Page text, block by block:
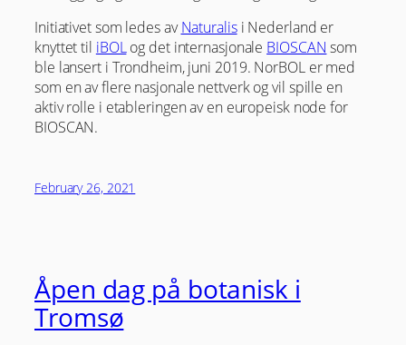
Initiativet som ledes avNaturalisi Nederland er
knyttet til iBOLog det internasjonale BIOSCAN som
ble lansert i Trondheim, juni 2019. NorBOL er med
som en av flere nasjonale nettverk og vil spille en
aktiv rolle i etableringen av en europeisk node for
BIOSCAN.
February 26, 2021
Åpen dag på botanisk i
Tromsø